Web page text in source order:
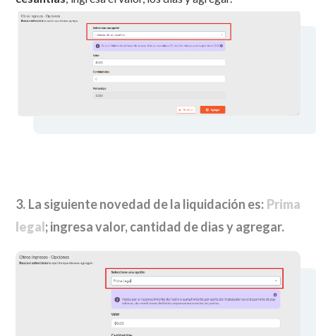
3. La siguiente novedad de la liquidación es: Prima
legal; ingresa valor, cantidad de dias y agregar.